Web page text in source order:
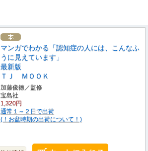
マンガでわかる「認知症の人には、こんなふ
うに見えています」
最新版
ＴＪ ＭＯＯＫ
加藤俊徳／監修
宝島社
1,320円
通常１～２日で出荷
(！お盆時期の出荷について！)